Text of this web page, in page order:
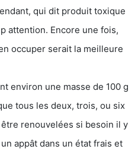
qui dit produit toxique
attention. Encore une fois,
occuper serait la meilleure
environ une masse de 100 g
tous les deux, trois, ou six
renouvelées si besoin il y
appât dans un état frais et